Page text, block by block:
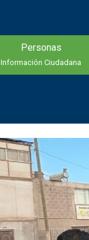
Personas
Información Ciudadana